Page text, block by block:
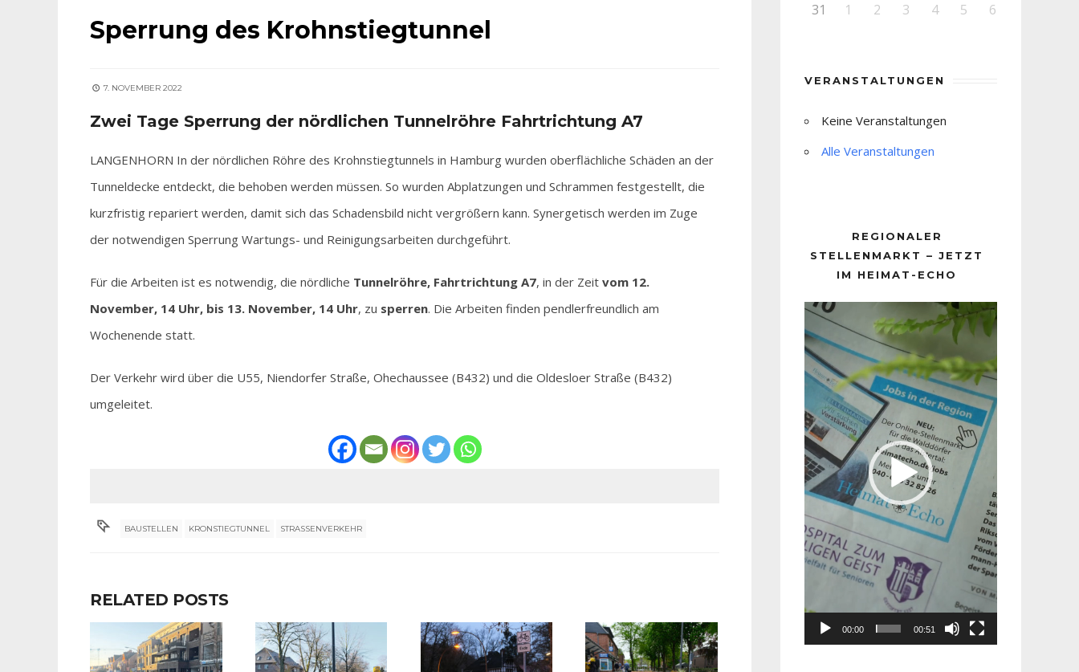
Sperrung des Krohnstiegtunnel
7. NOVEMBER 2022
Zwei Tage Sperrung der nördlichen Tunnelröhre Fahrtrichtung A7
LANGENHORN In der nördlichen Röhre des Krohnstiegtunnels in Hamburg wurden oberflächliche Schäden an der
Tunneldecke entdeckt, die behoben werden müssen. So wurden Abplatzungen und Schrammen festgestellt, die
kurzfristig repariert werden, damit sich das Schadensbild nicht vergrößern kann. Synergetisch werden im Zuge
der notwendigen Sperrung Wartungs- und Reinigungsarbeiten durchgeführt.
Für die Arbeiten ist es notwendig, die nördliche Tunnelröhre, Fahrtrichtung A7, in der Zeit vom 12.
November, 14 Uhr, bis 13. November, 14 Uhr, zu sperren. Die Arbeiten finden pendlerfreundlich am
Wochenende statt.
Der Verkehr wird über die U55, Niendorfer Straße, Ohechaussee (B432) und die Oldesloer Straße (B432)
umgeleitet.
BAUSTELLEN KRONSTIEGTUNNEL STRASSENVERKEHR
RELATED POSTS
31
1 2 3 4 5 6
VERANSTALTUNGEN
Keine Veranstaltungen
Alle Veranstaltungen
REGIONALER
STELLENMARKT – JETZT
IM HEIMAT-ECHO
Player
00:00 00:51